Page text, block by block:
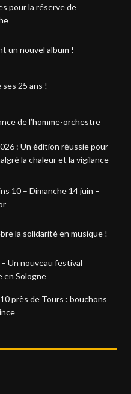
pour la réserve de
un nouvel album !
25 ans !
de l’homme-orchestre
: Un édition réussie pour
la chaleur et la vigilance
10 – Dimanche 14 juin –
la solidarité en musique !
Un nouveau festival
en Sologne
près de Tours : bouchons